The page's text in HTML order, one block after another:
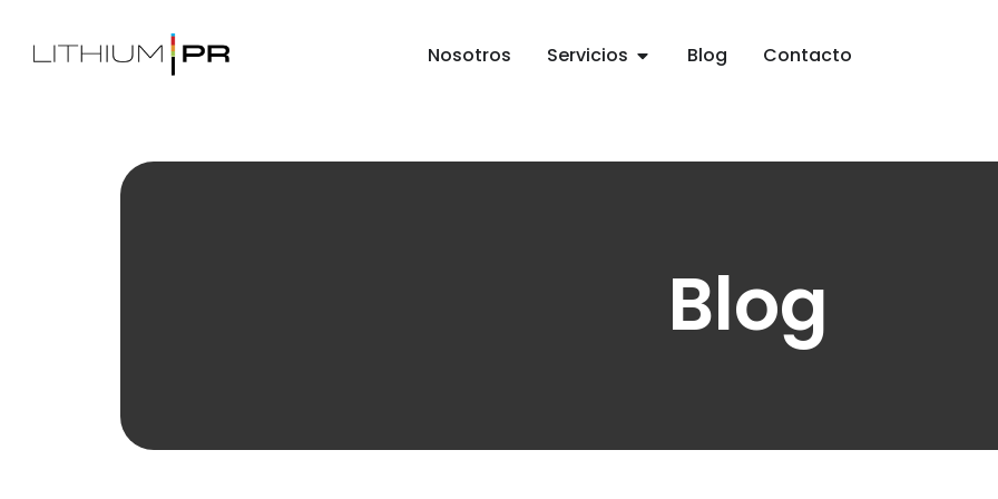
Nosotros Servicios Blog Contacto
Blog